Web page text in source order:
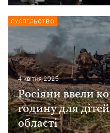
4 квiтня 2025
Росіяни ввели
годину для
області
СУСПІЛЬСТВО